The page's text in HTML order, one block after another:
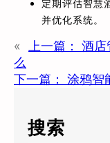
定期评估智慧
并优化系统。
« 上一篇：
酒店
么
下一篇：
涂鸦智
搜索